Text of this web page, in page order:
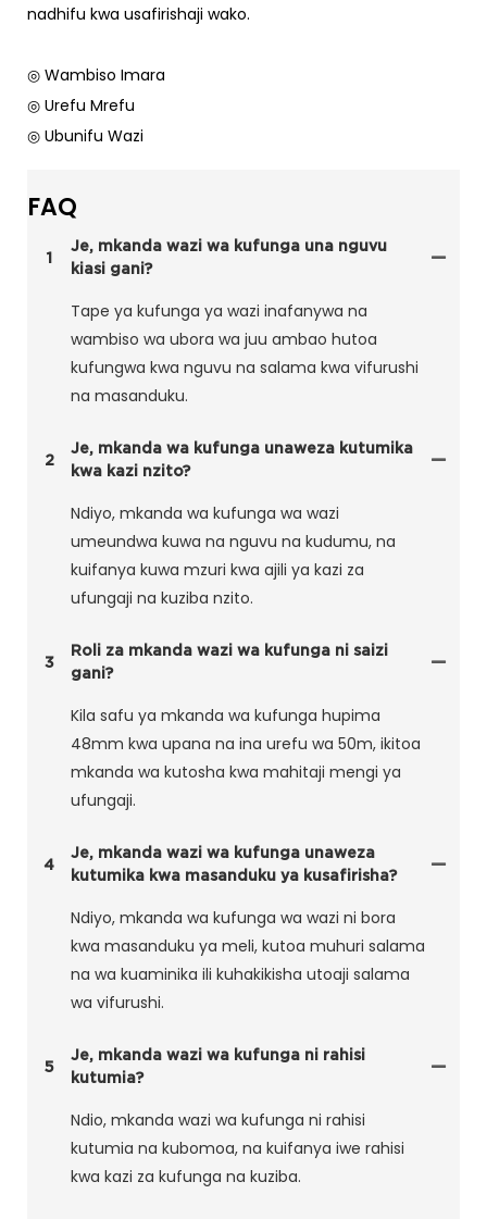
nadhifu kwa usafirishaji wako.
◎ Wambiso Imara
◎ Urefu Mrefu
◎ Ubunifu Wazi
FAQ
1
Je, mkanda wazi wa kufunga una nguvu
kiasi gani?
Tape ya kufunga ya wazi inafanywa na
wambiso wa ubora wa juu ambao hutoa
kufungwa kwa nguvu na salama kwa vifurushi
na masanduku.
2
Je, mkanda wa kufunga unaweza kutumika
kwa kazi nzito?
Ndiyo, mkanda wa kufunga wa wazi
umeundwa kuwa na nguvu na kudumu, na
kuifanya kuwa mzuri kwa ajili ya kazi za
ufungaji na kuziba nzito.
3
Roli za mkanda wazi wa kufunga ni saizi
gani?
Kila safu ya mkanda wa kufunga hupima
48mm kwa upana na ina urefu wa 50m, ikitoa
mkanda wa kutosha kwa mahitaji mengi ya
ufungaji.
4
Je, mkanda wazi wa kufunga unaweza
kutumika kwa masanduku ya kusafirisha?
Ndiyo, mkanda wa kufunga wa wazi ni bora
kwa masanduku ya meli, kutoa muhuri salama
na wa kuaminika ili kuhakikisha utoaji salama
wa vifurushi.
5
Je, mkanda wazi wa kufunga ni rahisi
kutumia?
Ndio, mkanda wazi wa kufunga ni rahisi
kutumia na kubomoa, na kuifanya iwe rahisi
kwa kazi za kufunga na kuziba.